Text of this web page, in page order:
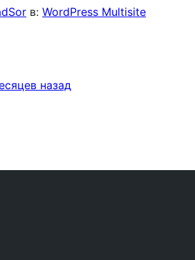
в: WordPress Multisite
назад